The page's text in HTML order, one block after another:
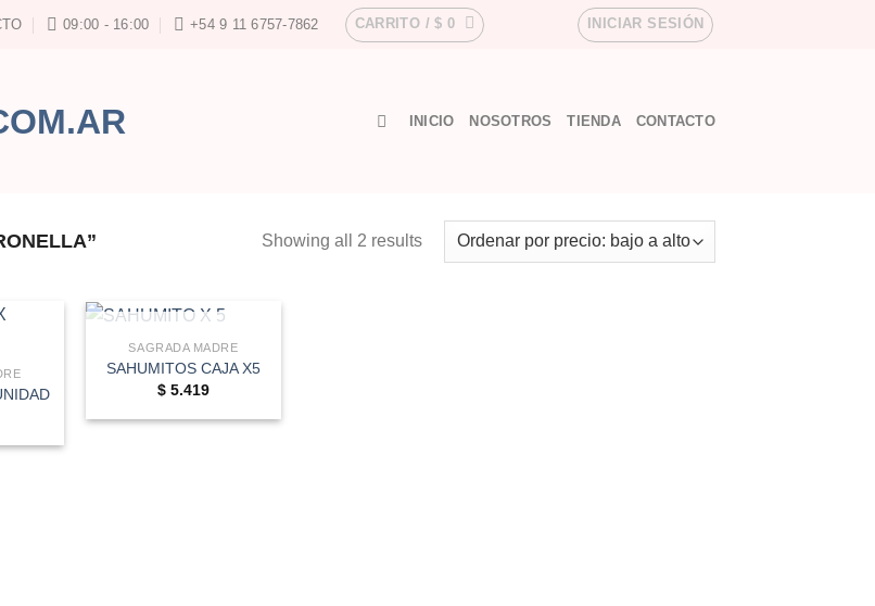
09:00 - 16:00 +54 9 11 6757-7862 CARRITO /$ 0 INICIAR SESIÓN
INICIO NOSOTROS TIENDA CONTACTO
Showing all 2 results
AGOTADO
SAGRADA MADRE
SAHUMITOS CAJA X5
$ 5.419